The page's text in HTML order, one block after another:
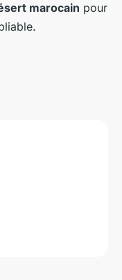
marocain pour